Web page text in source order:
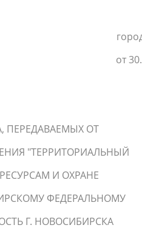
от
ПЕРЕДАВАЕМЫХ ОТ
"ТЕРРИТОРИАЛЬНЫЙ
И ОХРАНЕ
ФЕДЕРАЛЬНОМУ
Г. НОВОСИБИРСКА